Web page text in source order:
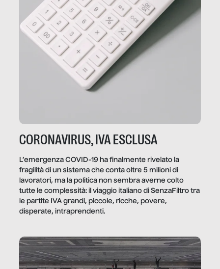
CORONAVIRUS, IVA ESCLUSA
L’emergenza COVID-19 ha finalmente rivelato la
fragilità di un sistema che conta oltre 5 milioni di
lavoratori, ma la politica non sembra averne colto
tutte le complessità: il viaggio italiano di SenzaFiltro tra
le partite IVA grandi, piccole, ricche, povere,
disperate, intraprendenti.